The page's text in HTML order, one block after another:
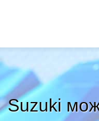
Suzuki